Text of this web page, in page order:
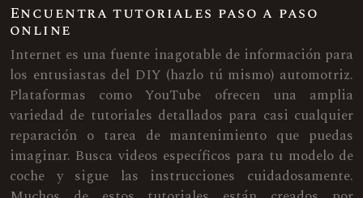
Encuentra tutoriales paso a paso
online
Internet es una fuente inagotable de información para
los entusiastas del DIY (hazlo tú mismo) automotriz.
Plataformas como YouTube ofrecen una amplia
variedad de tutoriales detallados para casi cualquier
reparación o tarea de mantenimiento que puedas
imaginar. Busca videos específicos para tu modelo de
coche y sigue las instrucciones cuidadosamente.